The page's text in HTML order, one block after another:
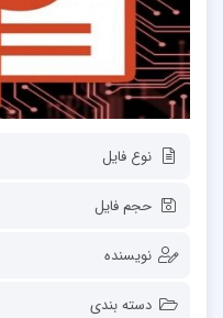
نوع فایل
حجم فایل
نویسنده
دسته بندی